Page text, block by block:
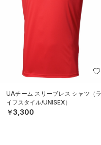
UAチーム スリーブレス シャツ（ラ
イフスタイル/UNISEX）
￥3,300